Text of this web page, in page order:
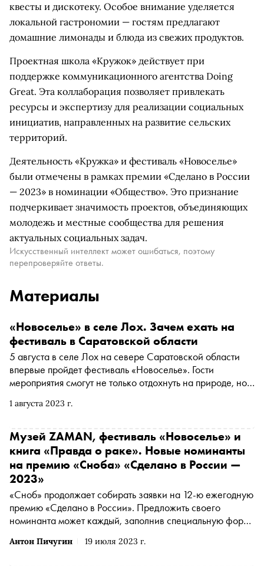
квесты и дискотеку. Особое внимание уделяется
локальной гастрономии — гостям предлагают
домашние лимонады и блюда из свежих продуктов.
Проектная школа «Кружок» действует при
поддержке коммуникационного агентства Doing
Great. Эта коллаборация позволяет привлекать
ресурсы и экспертизу для реализации социальных
инициатив, направленных на развитие сельских
территорий.
Деятельность «Кружка» и фестиваль «Новоселье»
были отмечены в рамках премии «Сделано в России
— 2023» в номинации «Общество». Это признание
подчеркивает значимость проектов, объединяющих
молодежь и местные сообщества для решения
актуальных социальных задач.
Искусственный интеллект может ошибаться, поэтому
перепроверяйте ответы.
Материалы
1 августа 2023 г.
«Новоселье» в селе Лох. Зачем ехать на
фестиваль в Саратовской области
5 августа в селе Лох на севере Саратовской области
впервые пройдет фестиваль «Новоселье». Гости
мероприятия смогут не только отдохнуть на природе, но и
научиться косить траву ручной косой, попариться в бане
Антон Пичугин 19 июля 2023 г.
Музей ZAMAN, фестиваль «Новоселье» и
книга «Правда о раке». Новые номинанты
на премию «Сноба» «Сделано в России —
2023»
«Сноб» продолжает собирать заявки на 12-ю ежегодную
премию «Сделано в России». Предложить своего
номинанта может каждый, заполнив специальную форму
номинантах за прошедшую неделю